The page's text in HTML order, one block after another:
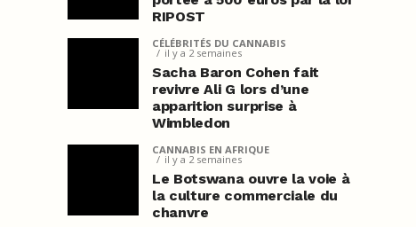
RIPOST
CÉLÉBRITÉS DU CANNABIS
il y a 2 semaines
Sacha Baron Cohen fait
revivre Ali G lors d’une
apparition surprise à
Wimbledon
CANNABIS EN AFRIQUE
il y a 2 semaines
Le Botswana ouvre la voie à
la culture commerciale du
chanvre